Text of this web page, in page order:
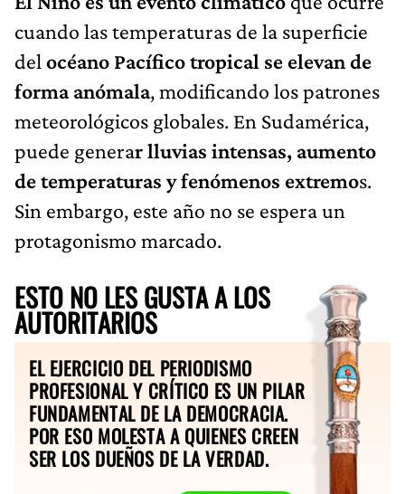
cuando las temperaturas de la superficie
del océano Pacífico tropical se elevan de
forma anómala, modificando los patrones
meteorológicos globales. En Sudamérica,
puede generar lluvias intensas, aumento
de temperaturas y fenómenos extremos.
Sin embargo, este año no se espera un
protagonismo marcado.
ESTO NO LES GUSTA A LOS
AUTORITARIOS
EL EJERCICIO DEL PERIODISMO
PROFESIONAL Y CRÍTICO ES UN PILAR
FUNDAMENTAL DE LA DEMOCRACIA.
POR ESO MOLESTA A QUIENES CREEN
SER LOS DUEÑOS DE LA VERDAD.